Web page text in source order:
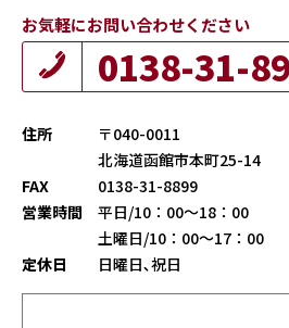
お気軽にお問い合わせください
0138-31-
住所
〒040-0011
北海道函館市本町25-14
FAX
0138-31-8899
営業時間
平日/10：00～18：00
土曜日/10：00～17：00
定休日
日曜日､祝日